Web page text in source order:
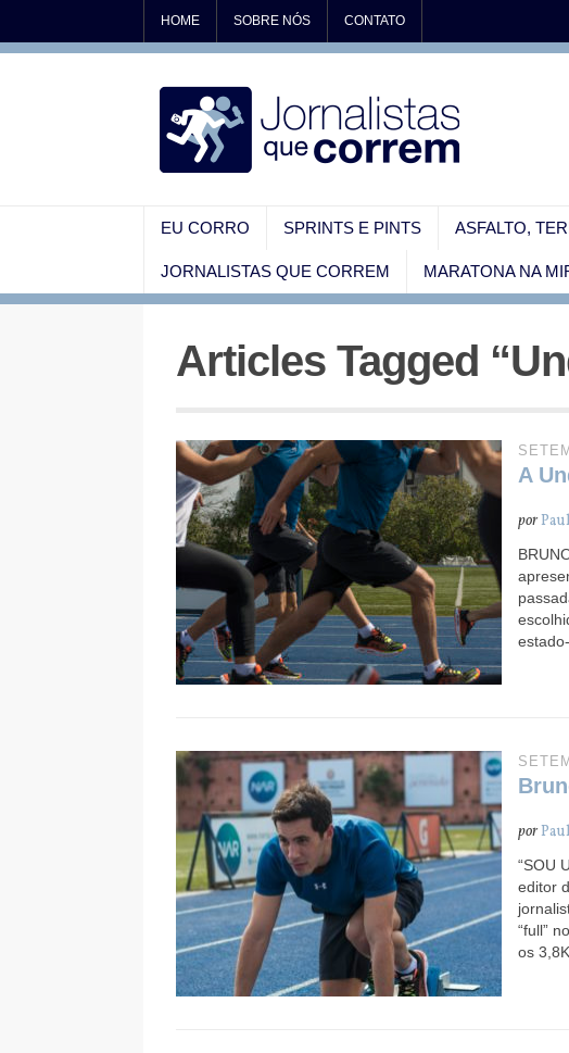
HOME SOBRE NÓS CONTATO
EU CORRO SPRINTS E PINTS ASFALTO,
JORNALISTAS QUE CORREM MARATONA NA
Articles Tagged
A
por
por
“SOU
editor
“full”
os